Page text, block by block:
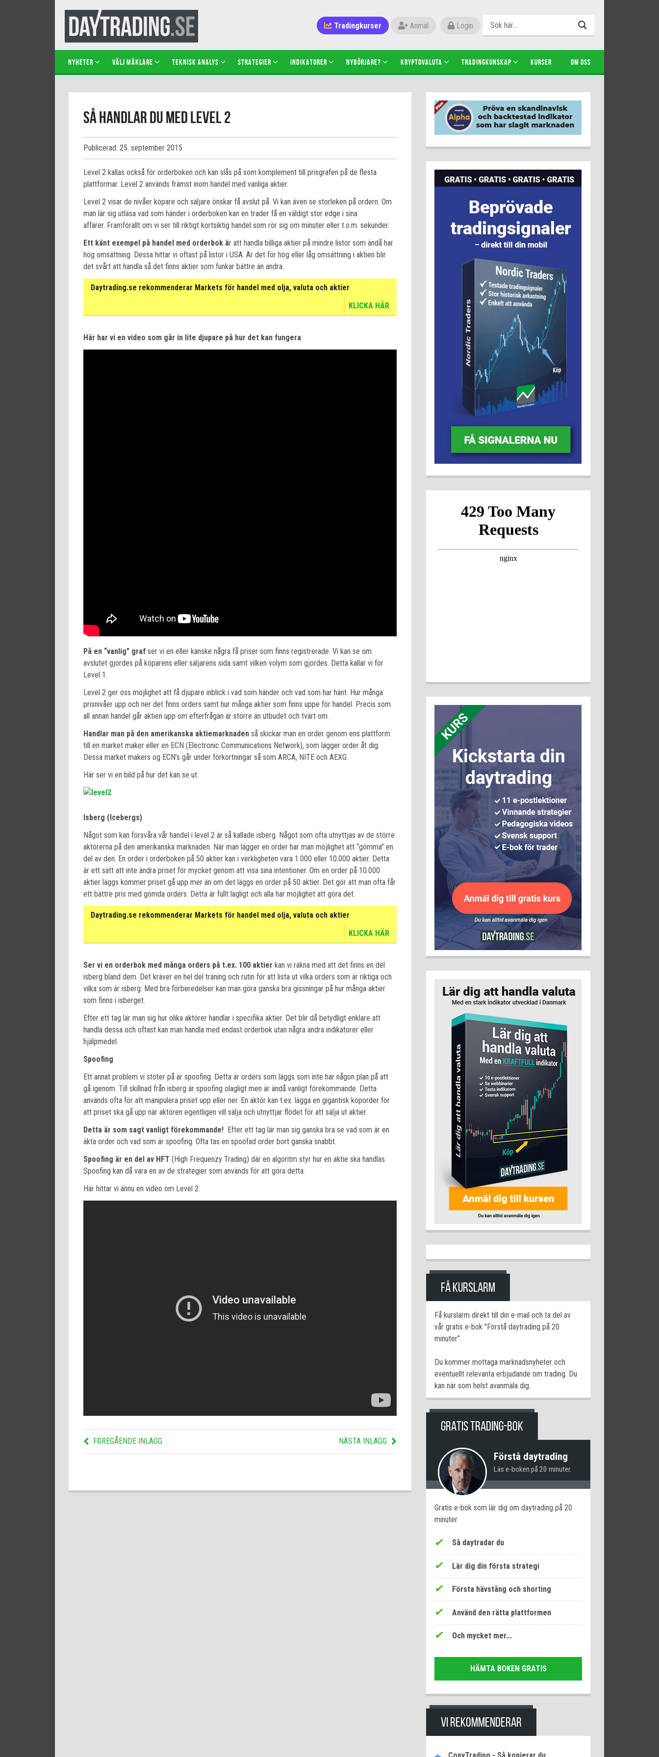
Tradingkurser Anmäl Login
NYHETER VÄLJ MÄKLARE TEKNISK ANALYS STRATEGIER INDIKATORER NYBÖRJARE? KRYPTOVALUTA TRADINGKUNSKAP KURSER OM OSS
Så handlar du med Level 2
Publicerad: 25. september 2015
Level 2 kallas också för orderboken och kan slås på som komplement till prisgrafen på de flesta
plattformar. Level 2 används främst inom handel med vanliga aktier.
Level 2 visar de nivåer köpare och säljare önskar få avslut på. Vi kan även se storleken på ordern. Om
man lär sig utläsa vad som händer i orderboken kan en trader få en väldigt stor edge i sina
affärer. Framförallt om vi ser till riktigt kortsiktig handel som rör sig om minuter eller t.o.m. sekunder.
Ett känt exempel på handel med orderbok är att handla billiga aktier på mindre listor som ändå har
hög omsättning. Dessa hittar vi oftast på listor i USA. Är det för hög eller låg omsättning i aktien blir
det svårt att handla så det finns aktier som funkar bättre än andra.
Daytrading.se rekommenderar Markets för handel med olja, valuta och aktier
KLICKA HÄR
Här har vi en video som går in lite djupare på hur det kan fungera:
På en “vanlig” graf ser vi en eller kanske några få priser som finns registrerade. Vi kan se om
avslutet gjordes på köparens eller säljarens sida samt vilken volym som gjordes. Detta kallar vi för
Level 1.
Level 2 ger oss möjlighet att få djupare inblick i vad som händer och vad som har hänt. Hur många
prisnivåer upp och ner det finns orders samt hur många aktier som finns uppe för handel. Precis som
all annan handel går aktien upp om efterfrågan är större än utbudet och tvärt om.
Handlar man på den amerikanska aktiemarknaden så skickar man en order genom ens plattform
till en market maker eller en ECN (Electronic Communications Network), som lägger order åt dig.
Dessa market makers og ECN’s går under förkortningar så som ARCA, NITE och AEXG.
Här ser vi en bild på hur det kan se ut:
Isberg (Icebergs)
Något som kan försvåra vår handel i level 2 är så kallade isberg. Något som ofta utnyttjas av de större
aktörerna på den amerikanska marknaden. När man lägger en order har man möjlighet att “gömma” en
del av den. En order i orderboken på 50 aktier kan i verkligheten vara 1.000 eller 10.000 aktier. Detta
är ett sätt att inte ändra priset för mycket genom att visa sina intentioner. Om en order på 10.000
aktier läggs kommer priset gå upp mer än om det läggs en order på 50 aktier. Det gör att man ofta får
ett bättre pris med gömda orders. Detta är fullt lagligt och alla har möjlighet att göra det.
Daytrading.se rekommenderar Markets för handel med olja, valuta och aktier
KLICKA HÄR
Ser vi en orderbok med många orders på t.ex. 100 aktier kan vi räkna med att det finns en del
isberg bland dem. Det kräver en hel del träning och rutin för att lista ut vilka orders som är riktiga och
vilka som är isberg. Med bra förberedelser kan man göra ganska bra gissningar på hur många aktier
som finns i isberget.
Efter ett tag lär man sig hur olika aktörer handlar i specifika aktier. Det blir då betydligt enklare att
handla dessa och oftast kan man handla med endast orderbok utan några andra indikatorer eller
hjälpmedel.
Spoofing
Ett annat problem vi stöter på är spoofing. Detta är orders som läggs som inte har någon plan på att
gå igenom. Till skillnad från isberg är spoofing olagligt men är ändå vanligt förekommande. Detta
används ofta för att manipulera priset upp eller ner. En aktör kan t.ex. lägga en gigantisk köporder för
att priset ska gå upp när aktören egentligen vill sälja och utnyttjar flödet för att sälja ut aktier.
Detta är som sagt vanligt förekommande! Efter ett tag lär man sig ganska bra se vad som är en
äkta order och vad som är spoofing. Ofta tas en spoofad order bort ganska snabbt.
Spoofing är en del av HFT (High Frequenzy Trading) där en algoritm styr hur en aktie ska handlas.
Spoofing kan då vara en av de strategier som används för att göra detta.
Här hittar vi ännu en video om Level 2:
FÖREGÅENDE INLÄGG NÄSTA INLÄGG
FÅ KURSLARM
Få kurslarm direkt till din e-mail och ta del av
vår gratis e-bok "Förstå daytrading på 20
minuter".
Du kommer mottaga marknadsnyheter och
eventuellt relevanta erbjudande om trading. Du
kan när som helst avanmäla dig.
GRATIS TRADING-BOK
Förstå daytrading
Läs e-boken på 20 minuter.
Gratis e-bok som lär dig om daytrading på 20
minuter
Så daytradar du
Lär dig din första strategi
Första hävstång och shorting
Använd den rätta plattformen
Och mycket mer...
HÄMTA BOKEN GRATIS
VI REKOMMENDERAR